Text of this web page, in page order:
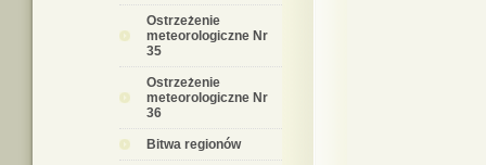
Ostrzeżenie
meteorologiczne Nr
35
Ostrzeżenie
meteorologiczne Nr
36
Bitwa regionów